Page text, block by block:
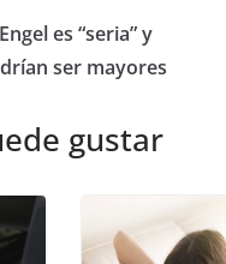
es “seria” y
ser mayores
gustar